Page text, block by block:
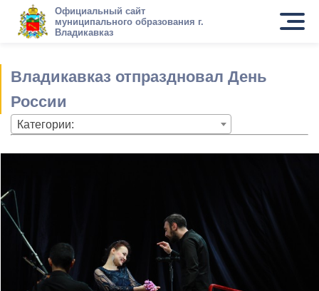
Официальный сайт
муниципального образования г.
Владикавказ
Владикавказ отпраздновал День
России
Категории: